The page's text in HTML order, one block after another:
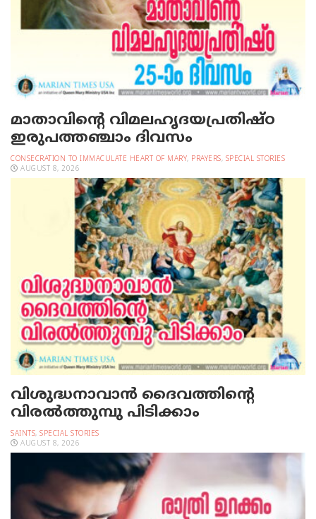
മാതാവിന്റെ വിമലഹൃദയപ്രതിഷ്ഠ
ഇരുപത്തഞ്ചാം ദിവസം
CONSECRATION TO IMMACULATE HEART OF MARY, PRAYERS, SPECIAL STORIES
AUGUST 8, 2026
വിശുദ്ധനാവാന്‍ ദൈവത്തിന്റെ
വിരല്‍ത്തുമ്പു പിടിക്കാം
SAINTS, SPECIAL STORIES
AUGUST 8, 2026